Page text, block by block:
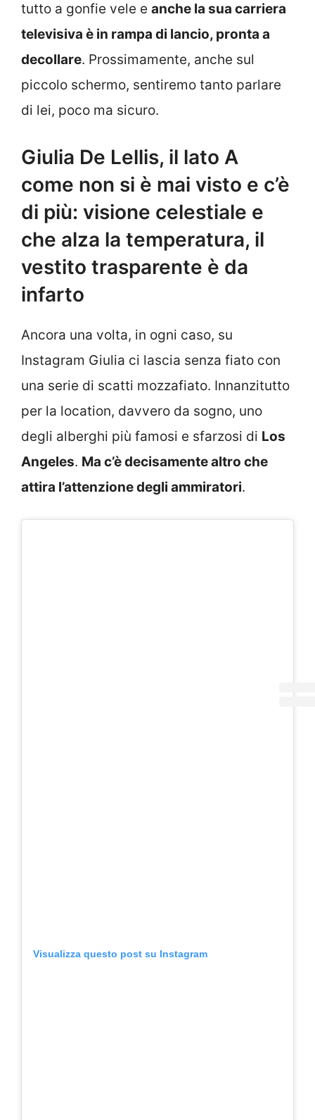
tutto a gonfie vele e anche la sua carriera
televisiva è in rampa di lancio, pronta a
decollare. Prossimamente, anche sul
piccolo schermo, sentiremo tanto parlare
di lei, poco ma sicuro.
Giulia De Lellis, il lato A
come non si è mai visto e c’è
di più: visione celestiale e
che alza la temperatura, il
vestito trasparente è da
infarto
Ancora una volta, in ogni caso, su
Instagram Giulia ci lascia senza fiato con
una serie di scatti mozzafiato. Innanzitutto
per la location, davvero da sogno, uno
degli alberghi più famosi e sfarzosi di Los
Angeles. Ma c’è decisamente altro che
attira l’attenzione degli ammiratori.
Visualizza questo post su Instagram